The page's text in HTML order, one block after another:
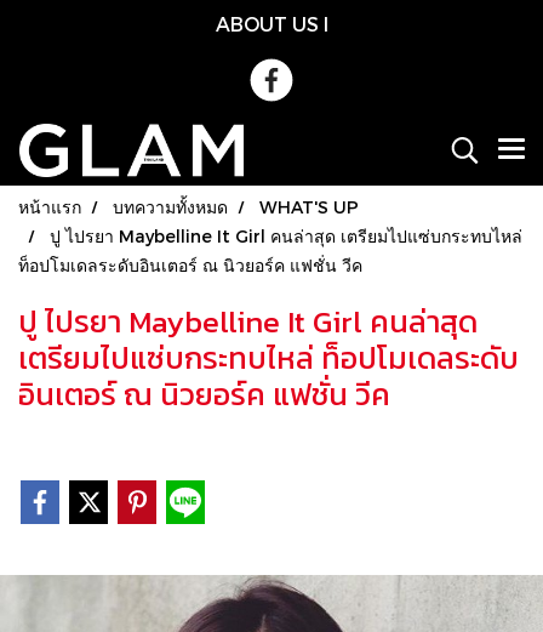
ABOUT US l
หน้าแรก บทความทั้งหมด
WHAT'S UP
ปู ไปรยา Maybelline It Girl คนล่าสุด เตรียมไปแซ่บกระทบไหล่
ท็อปโมเดลระดับอินเตอร์ ณ นิวยอร์ค แฟชั่น วีค
ปู ไปรยา Maybelline It Girl คนล่าสุด
เตรียมไปแซ่บกระทบไหล่ ท็อปโมเดลระดับ
อินเตอร์ ณ นิวยอร์ค แฟชั่น วีค